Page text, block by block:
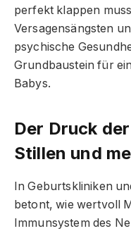
perfekt klappen
Versagensängsten
psychische
Grundbaustein für
Babys.
Der Druck
Stillen und
In Geburtskliniken
betont, wie wertvoll
Immunsystem des